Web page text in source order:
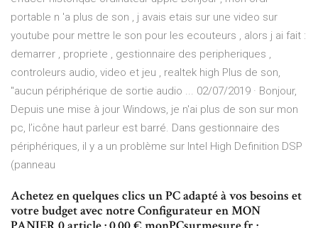
portable n 'a plus de son , j avais etais sur une video sur
youtube pour mettre le son pour les ecouteurs , alors j ai fait :
demarrer , propriete , gestionnaire des peripheriques ,
controleurs audio, video et jeu , realtek high Plus de son,
"aucun périphérique de sortie audio ... 02/07/2019 · Bonjour,
Depuis une mise à jour Windows, je n'ai plus de son sur mon
pc, l’icône haut parleur est barré. Dans gestionnaire des
périphériques, il y a un problème sur Intel High Definition DSP
(panneau
Achetez en quelques clics un PC adapté à vos besoins et
votre budget avec notre Configurateur en MON